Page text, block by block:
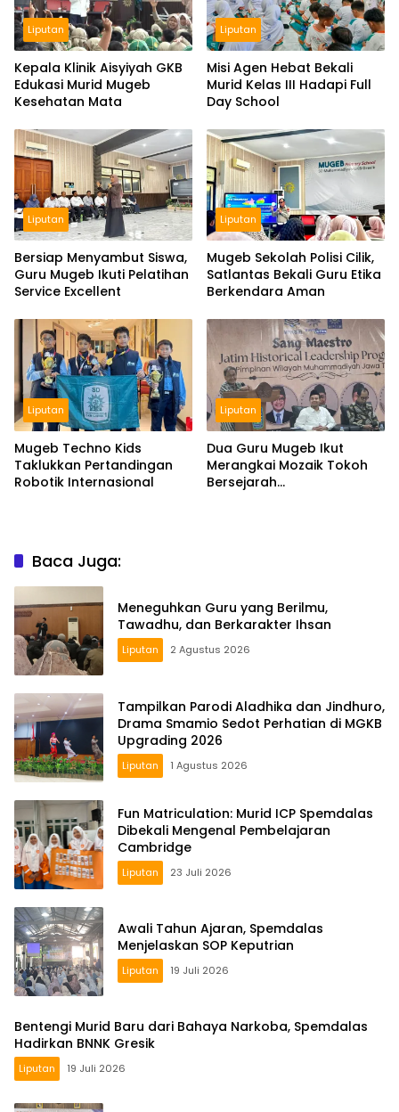
Liputan
Kepala Klinik Aisyiyah GKB
Edukasi Murid Mugeb
Kesehatan Mata
Liputan
Misi Agen Hebat Bekali
Murid Kelas III Hadapi Full
Day School
Liputan
Bersiap Menyambut Siswa,
Guru Mugeb Ikuti Pelatihan
Service Excellent
Liputan
Mugeb Sekolah Polisi Cilik,
Satlantas Bekali Guru Etika
Berkendara Aman
Liputan
Mugeb Techno Kids
Taklukkan Pertandingan
Robotik Internasional
Liputan
Dua Guru Mugeb Ikut
Merangkai Mozaik Tokoh
Bersejarah
Baca Juga:
Meneguhkan Guru yang Berilmu,
Tawadhu, dan Berkarakter Ihsan
Liputan 2 Agustus 2026
Tampilkan Parodi Aladhika dan Jindhuro,
Drama Smamio Sedot Perhatian di MGKB
Upgrading 2026
Liputan 1 Agustus 2026
Fun Matriculation: Murid ICP Spemdalas
Dibekali Mengenal Pembelajaran
Cambridge
Liputan 23 Juli 2026
Awali Tahun Ajaran, Spemdalas
Menjelaskan SOP Keputrian
Liputan 19 Juli 2026
Bentengi Murid Baru dari Bahaya Narkoba, Spemdalas
Hadirkan BNNK Gresik
Liputan 19 Juli 2026